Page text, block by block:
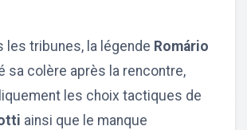
les tribunes, la légende Romário
sa colère après la rencontre,
les choix tactiques de
ainsi que le manque